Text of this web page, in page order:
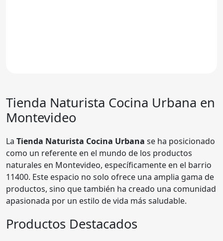
Tienda Naturista Cocina Urbana en
Montevideo
La Tienda Naturista Cocina Urbana se ha posicionado
como un referente en el mundo de los productos
naturales en Montevideo, específicamente en el barrio
11400. Este espacio no solo ofrece una amplia gama de
productos, sino que también ha creado una comunidad
apasionada por un estilo de vida más saludable.
Productos Destacados